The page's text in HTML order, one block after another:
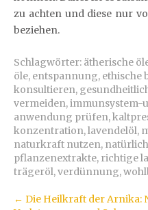
zu achten und diese nur
beziehen.
Schlagwörter: ätherische
öle, entspannung, ethische
konsultieren,
vermeiden,immunsystem-
anwendung prüfen,
konzentration,lavendelöl,
naturkraft nutzen,
pflanzenextrakte, richtige
trägeröl,verdünnung,
Artikel-
← Die Heilkraft der Arnika: